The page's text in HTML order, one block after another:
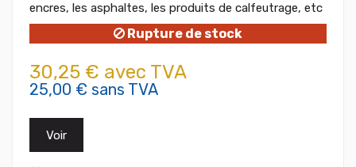
encres, les asphaltes, les produits de calfeutrage, etc
Rupture de stock
30,25 € avec TVA
25,00 € sans TVA
Voir